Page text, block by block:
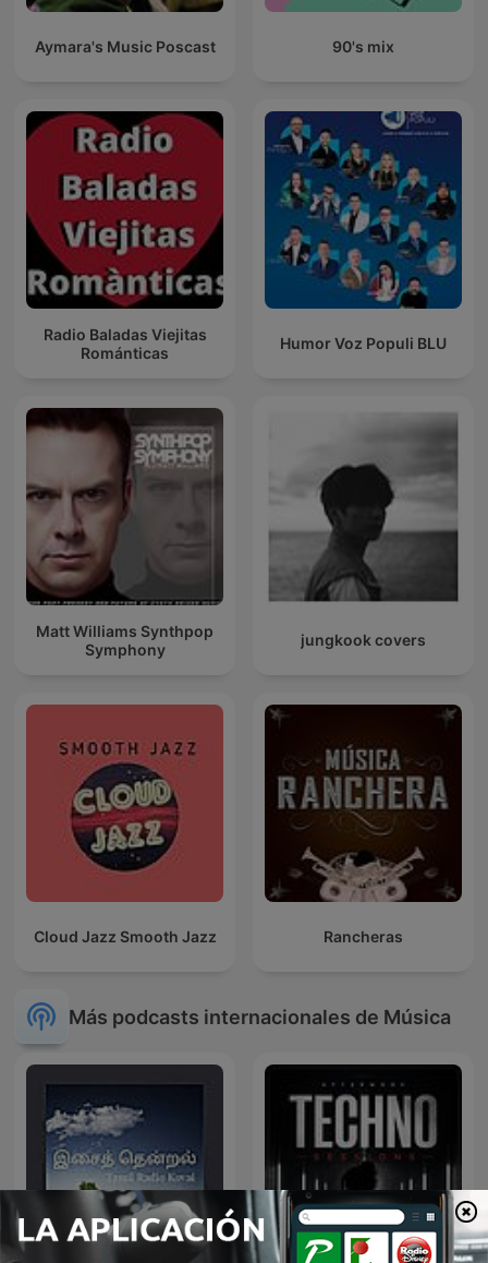
Aymara's Music Poscast 90's mix
Radio Baladas Viejitas
Románticas
Humor Voz Populi BLU
Matt Williams Synthpop
Symphony
jungkook covers
Cloud Jazz Smooth Jazz Rancheras
Más podcasts internacionales de Música